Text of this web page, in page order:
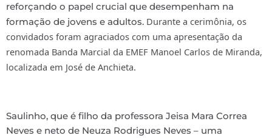
reforçando o papel crucial que desempenham na
formação de jovens e adultos. Durante a cerimônia, os
convidados foram agraciados com uma apresentação da
renomada Banda Marcial da EMEF Manoel Carlos de Miranda,
localizada em José de Anchieta.
Saulinho, que é filho da professora Jeisa Mara Correa
Neves e neto de Neuza Rodrigues Neves – uma